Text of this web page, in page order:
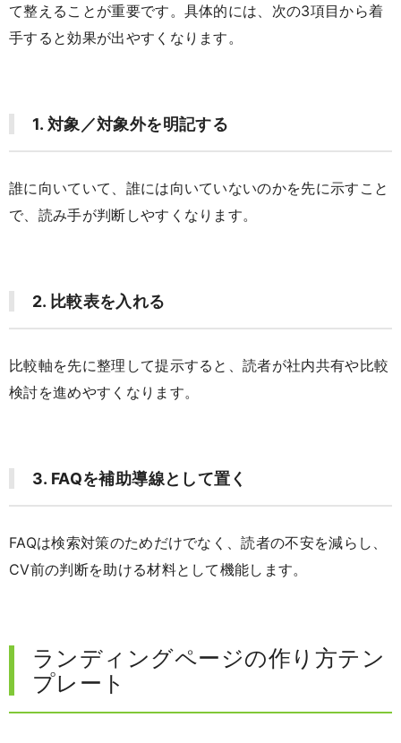
て整えることが重要です。具体的には、次の3項目から着
手すると効果が出やすくなります。
1. 対象／対象外を明記する
誰に向いていて、誰には向いていないのかを先に示すこと
で、読み手が判断しやすくなります。
2. 比較表を入れる
比較軸を先に整理して提示すると、読者が社内共有や比較
検討を進めやすくなります。
3. FAQを補助導線として置く
FAQは検索対策のためだけでなく、読者の不安を減らし、
CV前の判断を助ける材料として機能します。
ランディングページの作り方テン
プレート